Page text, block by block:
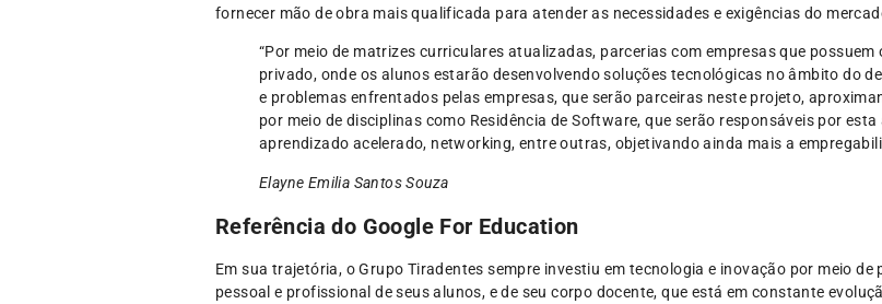
fornecer mão de obra mais qualificada para atender as necessidades e exigências do
“Por meio de matrizes curriculares atualizadas, parcerias com empresas que
privado, onde os alunos estarão desenvolvendo soluções tecnológicas no âmbito do
e problemas enfrentados pelas empresas, que serão parceiras neste projeto,
por meio de disciplinas como Residência de Software, que serão responsáveis por
aprendizado acelerado, networking, entre outras, objetivando ainda mais a
Elayne Emilia Santos Souza
Referência do Google For Education
Em sua trajetória, o Grupo Tiradentes sempre investiu em tecnologia e inovação por meio
pessoal e profissional de seus alunos, e de seu corpo docente, que está em constante